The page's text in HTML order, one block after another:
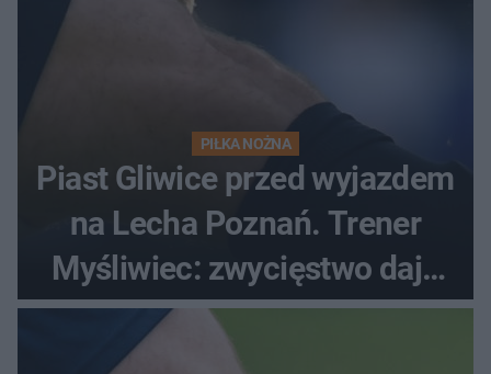
PIŁKA NOŻNA
Piast Gliwice przed wyjazdem
na Lecha Poznań. Trener
Myśliwiec: zwycięstwo daje
satysfakcję